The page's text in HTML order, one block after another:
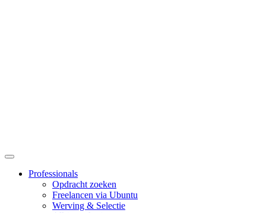
Professionals
Opdracht zoeken
Freelancen via Ubuntu
Werving & Selectie